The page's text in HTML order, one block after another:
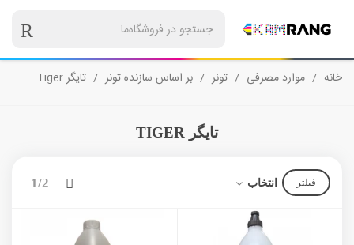
خانه / موارد مصرفی / تونر / بر اساس سازنده تونر / تایگر Tiger
تایگر TIGER
فیلتر انتخاب 1/2
بعدی